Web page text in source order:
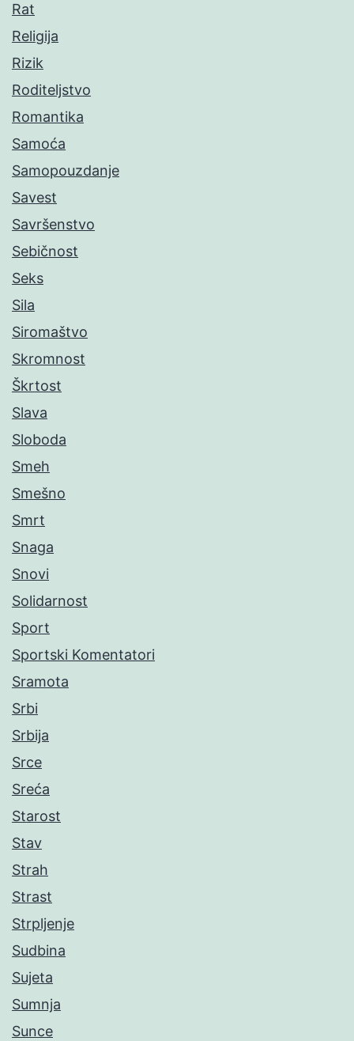
Rat
Religija
Rizik
Roditeljstvo
Romantika
Samoća
Samopouzdanje
Savest
Savršenstvo
Sebičnost
Seks
Sila
Siromaštvo
Skromnost
Škrtost
Slava
Sloboda
Smeh
Smešno
Smrt
Snaga
Snovi
Solidarnost
Sport
Sportski Komentatori
Sramota
Srbi
Srbija
Srce
Sreća
Starost
Stav
Strah
Strast
Strpljenje
Sudbina
Sujeta
Sumnja
Sunce